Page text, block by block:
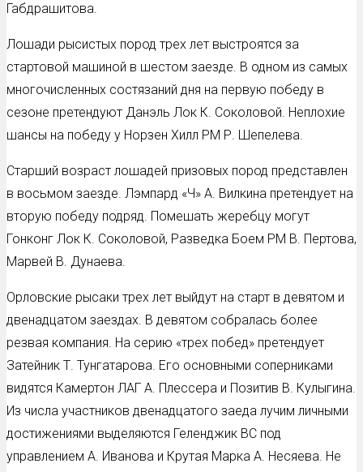
Габдрашитова.
Лошади рысистых пород трех лет выстроятся за
стартовой машиной в шестом заезде. В одном из самых
многочисленных состязаний дня на первую победу в
сезоне претендуют Данэль Лок К. Соколовой. Неплохие
шансы на победу у Норзен Хилл РМ Р. Шепелева.
Старший возраст лошадей призовых пород представлен
в восьмом заезде. Лэмпард «Ч» А. Вилкина претендует на
вторую победу подряд. Помешать жеребцу могут
Гонконг Лок К. Соколовой, Разведка Боем РМ В. Пертова,
Марвей В. Дунаева.
Орловские рысаки трех лет выйдут на старт в девятом и
двенадцатом заездах. В девятом собралась более
резвая компания. На серию «трех побед» претендует
Затейник Т. Тунгатарова. Его основными соперниками
видятся Камертон ЛАГ А. Плессера и Позитив В. Кулыгина.
Из числа участников двенадцатого заеда лучим личными
достижениями выделяются Геленджик ВС под
управлением А. Иванова и Крутая Марка А. Несяева. Не